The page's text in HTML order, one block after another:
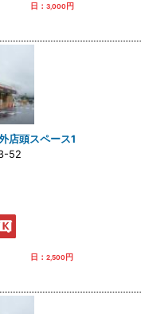
日： 3,000円
店頭スペース1
52
日： 2,500円